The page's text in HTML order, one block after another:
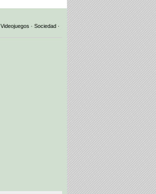
Videojuegos · Sociedad ·